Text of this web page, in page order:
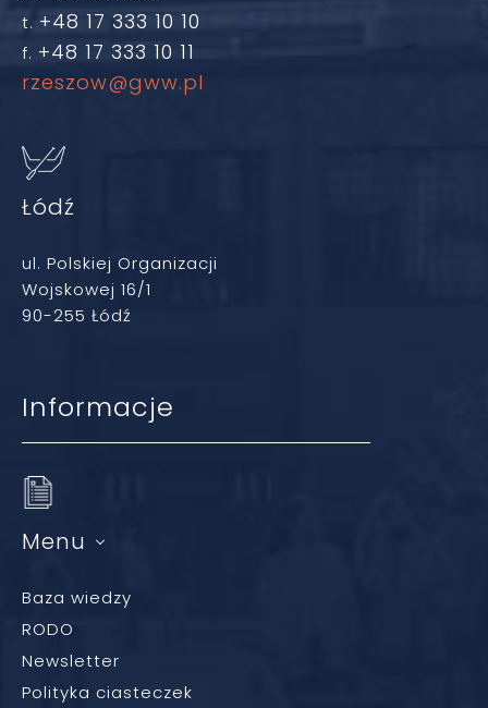
t. +48 17 333 10 10
f. +48 17 333 10 11
rzeszow@gww.pl
Łódź
ul. Polskiej Organizacji
Wojskowej 16/1
90-255 Łódź
Informacje
Menu
Baza wiedzy
RODO
Newsletter
Polityka ciasteczek